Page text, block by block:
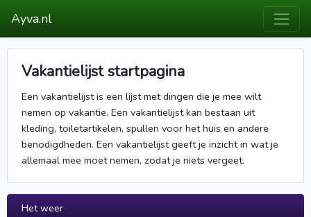
Ayva.nl
Vakantielijst startpagina
Een vakantielijst is een lijst met dingen die je mee wilt
nemen op vakantie. Een vakantielijst kan bestaan uit
kleding, toiletartikelen, spullen voor het huis en andere
benodigdheden. Een vakantielijst geeft je inzicht in wat je
allemaal mee moet nemen, zodat je niets vergeet.
Het weer